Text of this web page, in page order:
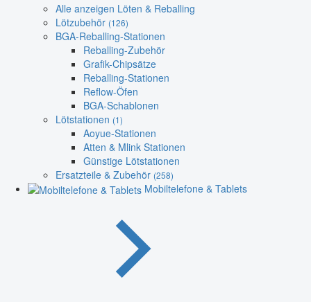
Alle anzeigen Löten & Reballing
Lötzubehör (126)
BGA-Reballing-Stationen
Reballing-Zubehör
Grafik-Chipsätze
Reballing-Stationen
Reflow-Öfen
BGA-Schablonen
Lötstationen (1)
Aoyue-Stationen
Atten & Mlink Stationen
Günstige Lötstationen
Ersatzteile & Zubehör (258)
Mobiltelefone & Tablets